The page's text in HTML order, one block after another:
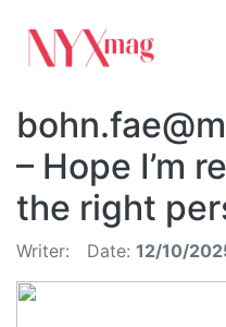
– Hope I’m
the right
Writer: Date: 12/10/